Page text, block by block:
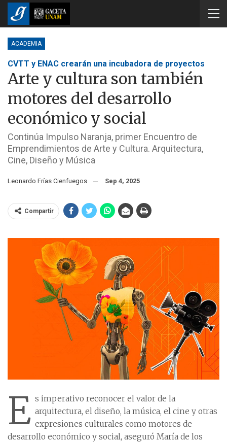
ACADEMIA
CVTT y ENAC crearán una incubadora de proyectos
Arte y cultura son también
motores del desarrollo
económico y social
Continúa Impulso Naranja, primer Encuentro de
Emprendimientos de Arte y Cultura. Arquitectura,
Cine, Diseño y Música
Leonardo Frías Cienfuegos Sep 4, 2025
Compartir
E s imperativo reconocer el valor de la
arquitectura, el diseño, la música, el cine y otras
expresiones culturales como motores de
desarrollo económico y social, aseguró María de los